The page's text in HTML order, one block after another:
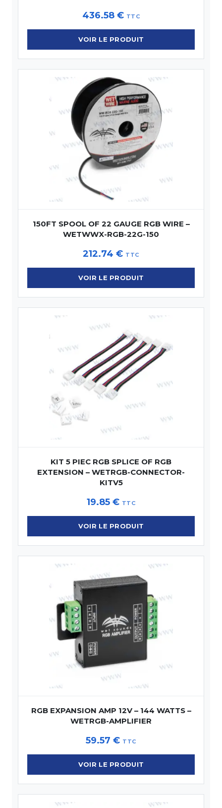
436.58 € TTC
VOIR LE PRODUIT
150FT SPOOL OF 22 GAUGE RGB WIRE –
WETWWX-RGB-22G-150
212.74€ TTC
VOIR LE PRODUIT
KIT 5 PIEC RGB SPLICE OF RGB
EXTENSION – WETRGB-CONNECTOR-
KITV5
19.85 € TTC
VOIR LE PRODUIT
RGB EXPANSION AMP 12V – 144 WATTS –
WETRGB-AMPLIFIER
59.57€ TTC
VOIR LE PRODUIT